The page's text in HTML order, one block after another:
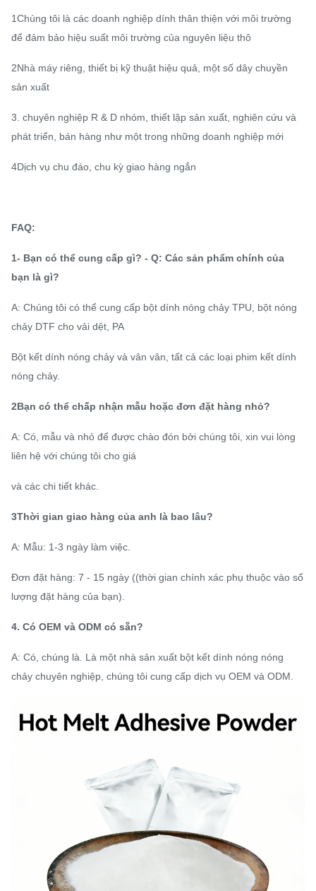
1Chúng tôi là các doanh nghiệp dính thân thiện với môi trường
để đảm bảo hiệu suất môi trường của nguyên liệu thô
2Nhà máy riêng, thiết bị kỹ thuật hiệu quả, một số dây chuyền
sản xuất
3. chuyên nghiệp R & D nhóm, thiết lập sản xuất, nghiên cứu và
phát triển, bán hàng như một trong những doanh nghiệp mới
4Dịch vụ chu đáo, chu kỳ giao hàng ngắn
FAQ:
1- Bạn có thể cung cấp gì? - Q: Các sản phẩm chính của
bạn là gì?
A: Chúng tôi có thể cung cấp bột dính nóng chảy TPU, bột nóng
chảy DTF cho vải dệt, PA
Bột kết dính nóng chảy và vân vân, tất cả các loại phim kết dính
nóng chảy.
2Bạn có thể chấp nhận mẫu hoặc đơn đặt hàng nhỏ?
A: Có, mẫu và nhỏ để được chào đón bởi chúng tôi, xin vui lòng
liên hệ với chúng tôi cho giá
và các chi tiết khác.
3Thời gian giao hàng của anh là bao lâu?
A: Mẫu: 1-3 ngày làm việc.
Đơn đặt hàng: 7 - 15 ngày ((thời gian chính xác phụ thuộc vào số
lượng đặt hàng của bạn).
4. Có OEM và ODM có sẵn?
A: Có, chúng là. Là một nhà sản xuất bột kết dính nóng nóng
chảy chuyên nghiệp, chúng tôi cung cấp dịch vụ OEM và ODM.